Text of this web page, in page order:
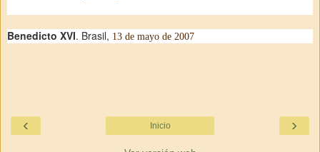
Benedicto XVI. Brasil, 13 de mayo de 2007
‹ ›
Inicio